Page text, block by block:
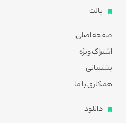
پالت
صفحه اصلی
اشتراک ویژه
پشتیبانی
همکاری با ما
دانلود